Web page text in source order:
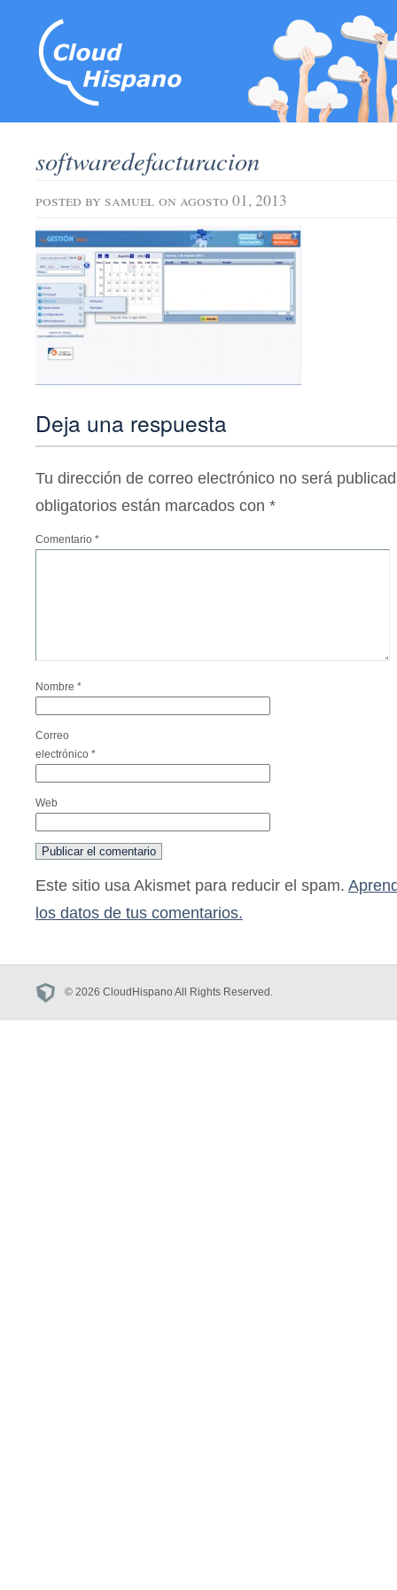
softwaredefacturacion
posted by samuel on agosto 01, 2013
Deja una respuesta
Tu dirección de correo electrónico no será
obligatorios están marcados con *
Comentario *
Nombre *
Correo
electrónico *
Web
Este sitio usa Akismet para reducir el spam.
los datos de tus comentarios.
© 2026 CloudHispano All Rights Reserved.